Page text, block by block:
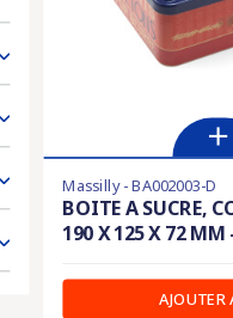
Massilly - BA002003-D
BOITE A SUCRE,
190 X 125 X 72
AJOUTER